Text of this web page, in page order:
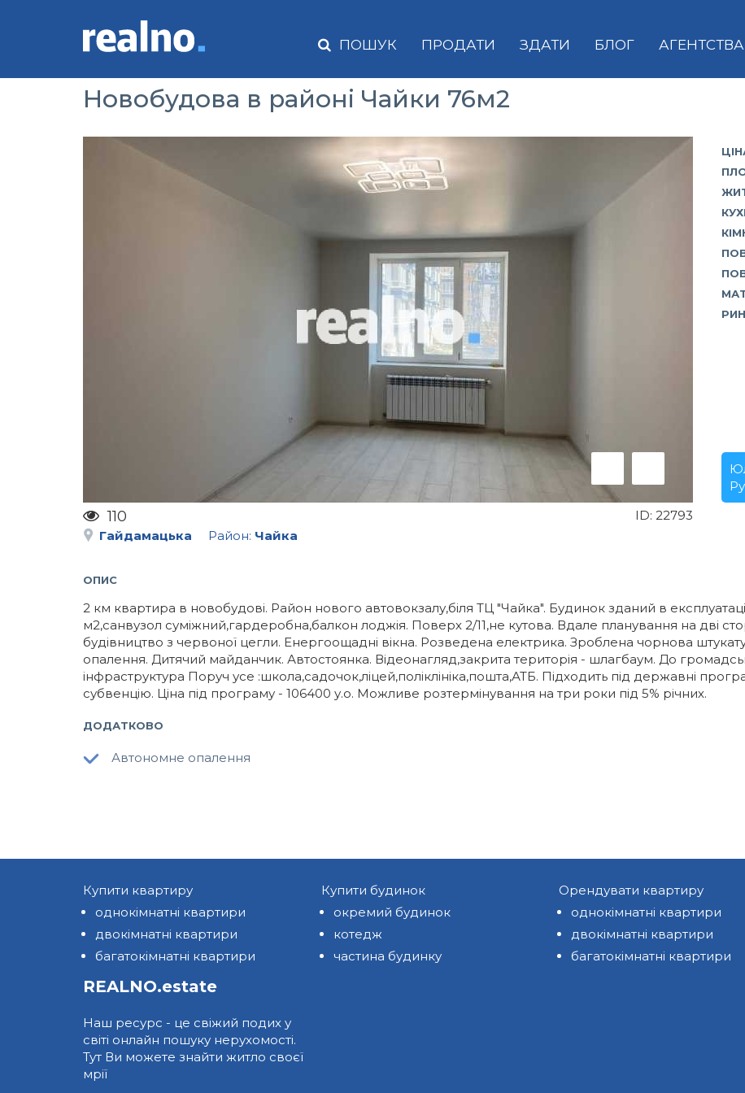
ПОШУК ПРОДАТИ ЗДАТИ БЛОГ АГЕНТСТВА
Новобудова в районі Чайки 76м2
110 ID: 22793
Гайдамацька
Район: Чайка
ОПИС
2 км квартира в новобудові. Район нового автовокзалу,біля ТЦ "Чайка". Будинок зданий в
м2,санвузол суміжний,гардеробна,балкон лоджія. Поверх 2/11,не кутова. Вдале планування на дві
будівництво з червоної цегли. Енергоощадні вікна. Розведена електрика. Зроблена чорнова
опалення. Дитячий майданчик. Автостоянка. Відеонагляд,закрита територія - шлагбаум. До
інфраструктура Поруч усе :школа,садочок,ліцей,поліклініка,пошта,АТБ. Підходить під державні
субвенцію. Ціна під програму - 106400 у.о. Можливе розтермінування на три роки під 5% річних.
ДОДАТКОВО
Автономне опалення
Купити квартиру
однокімнатні квартири
двокімнатні квартири
багатокімнатні квартири
Купити будинок
окремий будинок
котедж
частина будинку
Орендувати квартиру
однокімнатні квартири
двокімнатні квартири
багатокімнатні квартири
REALNO.estate
Наш ресурс - це свіжий подих у
світі онлайн пошуку нерухомості.
Тут Ви можете знайти житло своєї
мрії